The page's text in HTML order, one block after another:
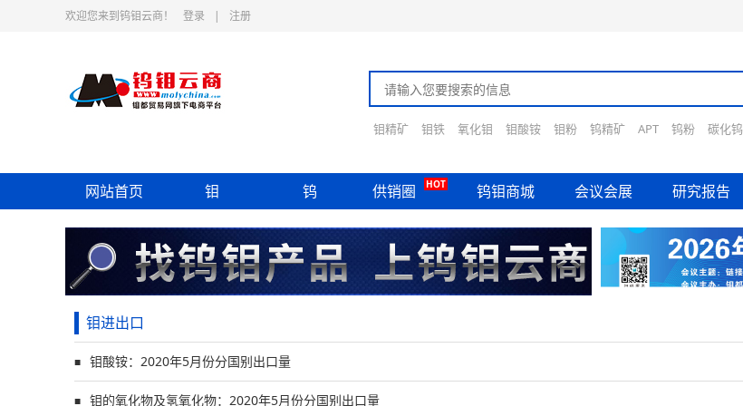
欢迎您来到钨钼云商！ 登录 | 注册
钼精矿 钼铁 氧化钼 钼酸铵 钼粉 钨精矿 APT 钨粉 碳化钨
网站首页 钼 钨 供销圈 HOT 钨钼商城 会议会展 研究报告
钼进出口
■ 钼酸铵：2020年5月份分国别出口量
■ 钼的氧化物及氢氧化物：2020年5月份分国别出口量